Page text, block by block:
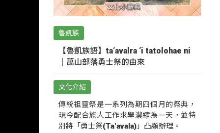
魯凱族
【魯凱族語】ta‘avalra ‘i tatolohae ni
｜萬山部落勇士祭的由來
文化介紹
傳統祖靈祭是一系列為期四個月的祭典，
現今配合族人工作求學濃縮為一天，並特
別將「勇士祭(Ta‘avala)」凸顯辦理。